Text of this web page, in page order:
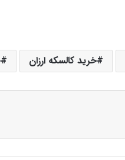
خرید کالسکه ارزان